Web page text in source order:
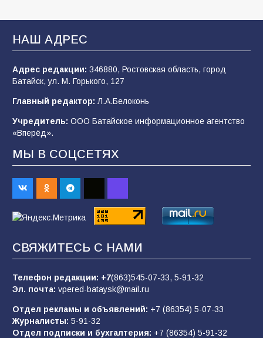
мастер-класс «Бумажный парашют» ко Дню
ВДВ
109 03.08.2026
строительные профессии в ходе
спортивного праздника
92
Батайским спортсменам вручили награды
Евгений Остапенко
Батайчане вышли в финал Всероссийского
конкурса «Большая перемена»
НАШ АДРЕС
Адрес редакции: 346880, Ростовская область, город
Батайск, ул. М. Горького, 127
Главный редактор: Л.А.Белоконь
Учредитель: ООО Батайское информационное агентство
«Вперёд».
МЫ В СОЦСЕТЯХ
СВЯЖИТЕСЬ С НАМИ
Телефон редакции: +7(863)545-07-33, 5-91-32
Эл. почта: vpered-bataysk@mail.ru
Отдел рекламы и объявлений: +7 (86354) 5-07-33
Журналисты: 5-91-32
Отдел подписки и бухгалтерия: +7 (86354) 5-91-32